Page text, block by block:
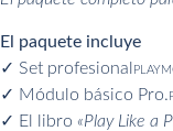
El paquete incluye
✓ Set profesional
✓ Módulo básico Pro.
✓ El libro «Play Like a